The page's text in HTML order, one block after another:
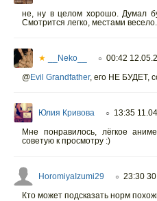
не, ну в целом хорошо. Думал
Смотрится легко, местами
★ __Neko__ ○ 00:42
@Evil Grandfather, его НЕ БУДЕТ,
Юлия Кривова ○ 13:35
Мне понравилось, лёгкое
советую к просмотру :)
HoromiyaIzumi29 ○ 23:30
Кто может подсказать норм